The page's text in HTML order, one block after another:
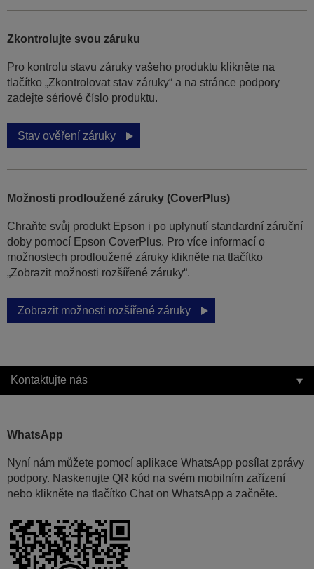
Zkontrolujte svou záruku
Pro kontrolu stavu záruky vašeho produktu klikněte na
tlačítko „Zkontrolovat stav záruky“ a na stránce podpory
zadejte sériové číslo produktu.
Stav ověření záruky
Možnosti prodloužené záruky (CoverPlus)
Chraňte svůj produkt Epson i po uplynutí standardní záruční
doby pomocí Epson CoverPlus. Pro více informací o
možnostech prodloužené záruky klikněte na tlačítko
„Zobrazit možnosti rozšířené záruky“.
Zobrazit možnosti rozšířené záruky
Kontaktujte nás
WhatsApp
Nyní nám můžete pomocí aplikace WhatsApp posílat zprávy
podpory. Naskenujte QR kód na svém mobilním zařízení
nebo klikněte na tlačítko Chat on WhatsApp a začněte.